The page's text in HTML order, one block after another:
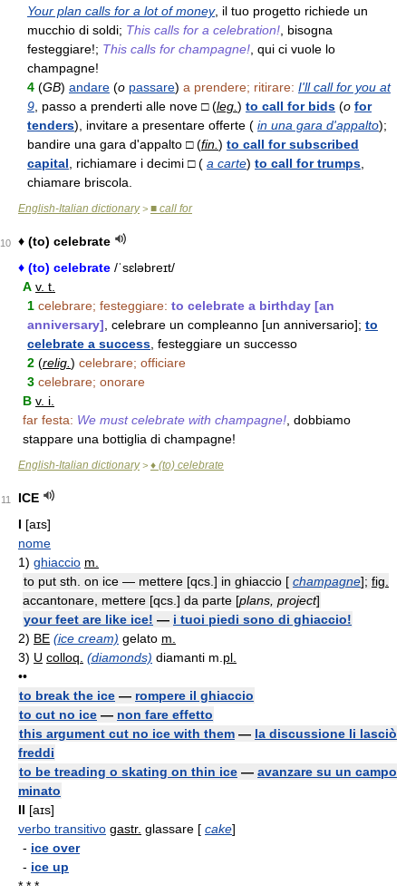
Your plan calls for a lot of money, il tuo progetto richiede un
mucchio di soldi; This calls for a celebration! , bisogna
festeggiare!; This calls for champagne! , qui ci vuole lo
champagne!
4 (GB) andare (o passare) a prendere; ritirare: I'll call for you at
9 , passo a prenderti alle nove □ (leg. ) to call for bids (o for
tenders), invitare a presentare offerte ( in una gara d'appalto);
bandire una gara d'appalto □ (fin. ) to call for subscribed
capital , richiamare i decimi □ ( a carte) to call for trumps
chiamare briscola.
English-Italian dictionary> ■ call for
10
♦ (to) celebrate
♦ (to) celebrate /ˈsɛləbreɪt/
A v. t.
1 celebrare; festeggiare: to celebrate a birthday [an
anniversary] , celebrare un compleanno [un anniversario]; to
celebrate a success , festeggiare un successo
2 (relig. ) celebrare; officiare
3 celebrare; onorare
B v. i.
far festa: We must celebrate with champagne! , dobbiamo
stappare una bottiglia di champagne!
English-Italian dictionary> ♦ (to) celebrate
11
ICE
I [aɪs]
nome
1) ghiaccio m.
to put sth. on ice — mettere [qcs.] in ghiaccio [ champagne]; fig.
accantonare, mettere [qcs.] da parte [plans, project]
your feet are like ice! — i tuoi piedi sono di ghiaccio!
2) BE (ice cream) gelato m.
3) U colloq. (diamonds) diamanti m. pl.
••
to break the ice — rompere il ghiaccio
to cut no ice — non fare effetto
this argument cut no ice with them — la discussione li lasciò
freddi
to be treading o skating on thin ice — avanzare su un campo
minato
II [aɪs]
verbo transitivo gastr. glassare [ cake]
- ice over
- ice up
* * *